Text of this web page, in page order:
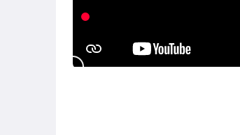
桌上型電腦 (其他CPU主機)